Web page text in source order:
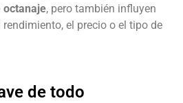
octanaje, pero también influyen
el precio o el tipo de
de todo